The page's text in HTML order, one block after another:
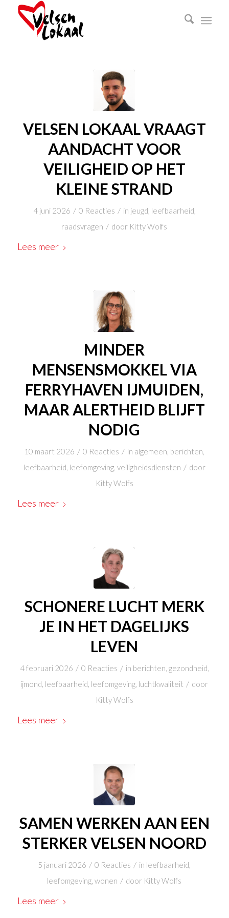
VELSEN LOKAAL VRAAGT
AANDACHT VOOR
VEILIGHEID OP HET
KLEINE STRAND
4 juni 2026 / 0 Reacties / in jeugd, leefbaarheid,
raadsvragen / door Kitty Wolfs
Lees meer
MINDER
MENSENSMOKKEL VIA
FERRYHAVEN IJMUIDEN,
MAAR ALERTHEID BLIJFT
NODIG
10 maart 2026 / 0 Reacties / in algemeen, berichten,
leefbaarheid, leefomgeving, veiligheidsdiensten / door
Kitty Wolfs
Lees meer
SCHONERE LUCHT MERK
JE IN HET DAGELIJKS
LEVEN
4 februari 2026 / 0 Reacties / in berichten, gezondheid,
ijmond, leefbaarheid, leefomgeving, luchtkwaliteit / door
Kitty Wolfs
Lees meer
SAMEN WERKEN AAN EEN
STERKER VELSEN NOORD
5 januari 2026 / 0 Reacties / in leefbaarheid,
leefomgeving,wonen / door Kitty Wolfs
Lees meer